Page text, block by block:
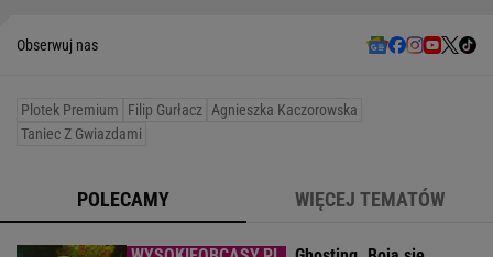
Obserwuj nas
Plotek Premium Filip Gurłacz Agnieszka Kaczorowska
Taniec Z Gwiazdami
POLECAMY WIĘCEJ TEMATÓW